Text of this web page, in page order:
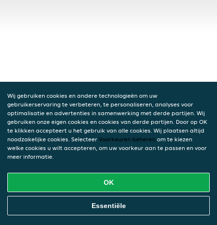
Wij gebruiken cookies en andere technologieën om uw
gebruikerservaring te verbeteren, te personaliseren, analyses voor
optimalisatie en advertenties in samenwerking met derde partijen. Wij
gebruiken onze eigen cookies en cookies van derde partijen. Door op OK
te klikken accepteert u het gebruik van alle cookies. Wij plaatsen altijd
noodzakelijke cookies. Selecteer Voorkeuren beheren om te kiezen
welke cookies u wilt accepteren, om uw voorkeur aan te passen en voor
meer informatie.
OK
Essentiële